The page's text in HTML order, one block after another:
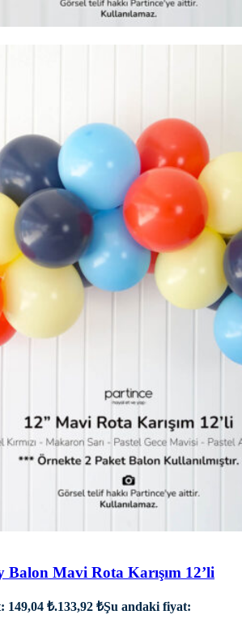
Balon Mavi Rota Karışım 12’li
149,04 ₺.133,92 ₺Şu andaki fiyat: